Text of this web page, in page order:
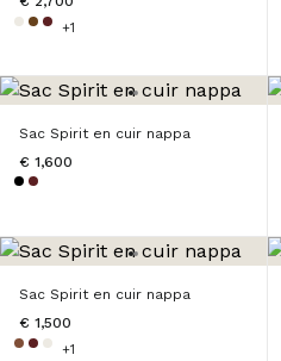
+1
Sac Spirit en cuir nappa
€ 1,600
Sac Spirit en cuir nappa
€ 1,500
+1